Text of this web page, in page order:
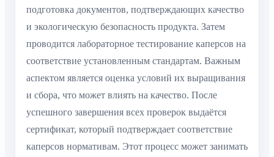
подготовка документов, подтверждающих качество
и экологическую безопасность продукта. Затем
проводится лабораторное тестирование каперсов на
соответствие установленным стандартам. Важным
аспектом является оценка условий их выращивания
и сбора, что может влиять на качество. После
успешного завершения всех проверок выдаётся
сертификат, который подтверждает соответствие
каперсов нормативам. Этот процесс может занимать